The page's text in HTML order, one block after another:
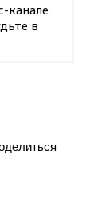
канале
в